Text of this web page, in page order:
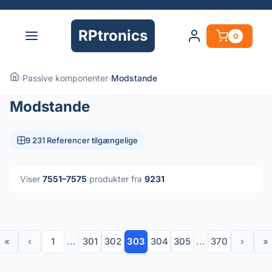
RPtronics 0
›Passive komponenter›Modstande
Modstande
9 231 Referencer tilgængelige
Viser 7551–7575 produkter fra 9231
« ‹ 1 ... 301 302 303 304 305 ... 370 › »